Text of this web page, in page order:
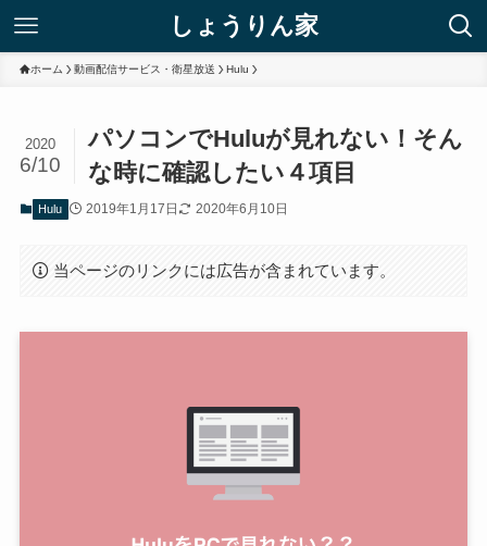
しょうりん家
ホーム 動画配信サービス・衛星放送 Hulu
パソコンでHuluが見れない！そん
な時に確認したい４項目
2020
6/10
Hulu 2019年1月17日 2020年6月10日
当ページのリンクには広告が含まれています。